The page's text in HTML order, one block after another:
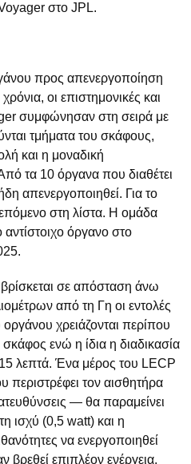
στο JPL.
προς απενεργοποίηση
οι επιστημονικές και
συμφώνησαν στη σειρά με
τμήματα του σκάφους,
και η μοναδική
τα 10 όργανα που διαθέτει
απενεργοποιηθεί. Για το
στη λίστα. Η ομάδα
αντίστοιχο όργανο στο
σε απόσταση άνω
από τη Γη οι εντολές
χρειάζονται περίπου
ενώ η ίδια η διαδικασία
λεπτά. Ένα μέρος του LECP
περιστρέφει τον αισθητήρα
— θα παραμείνει
ισχύ (0,5 watt) και η
να ενεργοποιηθεί
βρεθεί επιπλέον ενέργεια.